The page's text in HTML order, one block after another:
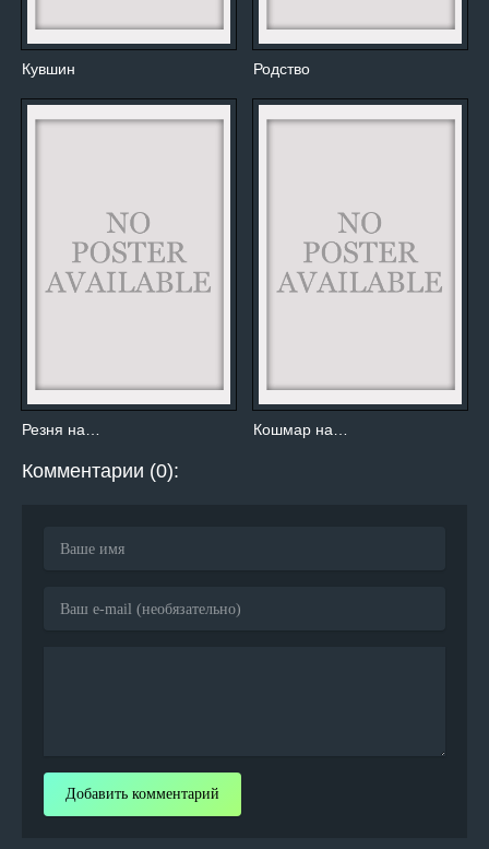
Кувшин Родство
Резня на… Кошмар на…
Комментарии (0):
Добавить комментарий